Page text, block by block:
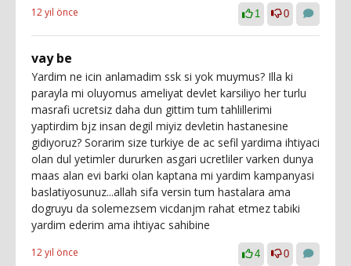
12 yıl önce 1 0
vay be
Yardim ne icin anlamadim ssk si yok muymus? Illa ki
parayla mi oluyomus ameliyat devlet karsiliyo her turlu
masrafi ucretsiz daha dun gittim tum tahlillerimi
yaptirdim bjz insan degil miyiz devletin hastanesine
gidiyoruz? Sorarim size turkiye de ac sefil yardima ihtiyaci
olan dul yetimler dururken asgari ucretliler varken dunya
maas alan evi barki olan kaptana mi yardim kampanyasi
baslatiyosunuz...allah sifa versin tum hastalara ama
dogruyu da solemezsem vicdanjm rahat etmez tabiki
yardim ederim ama ihtiyac sahibine
12 yıl önce 4 0